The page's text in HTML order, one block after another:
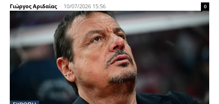
Γιώργος Αριδαίας - 10/07/2026 15:56 0